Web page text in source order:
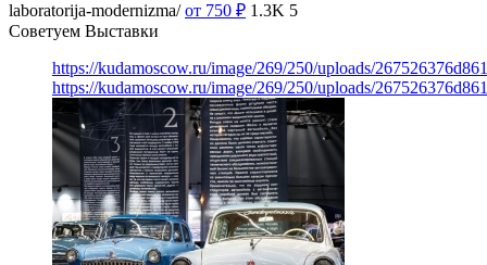
laboratorija-modernizma/ от 750 ₽ 1.3K 5
Советуем Выставки
https://kudamoscow.ru/image/269/250/uploads/
https://kudamoscow.ru/image/269/250/uploads/